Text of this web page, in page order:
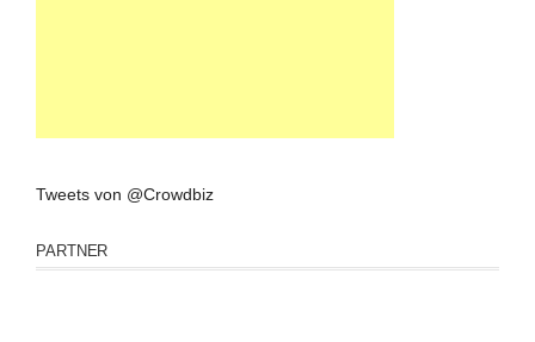
Tweets von @Crowdbiz
PARTNER